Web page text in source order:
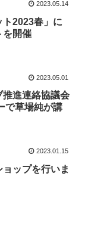
2023.05.14
ト2023春」に
を開催
2023.05.01
進連絡協議会
で草場純が講
2023.01.15
ョップを行いま